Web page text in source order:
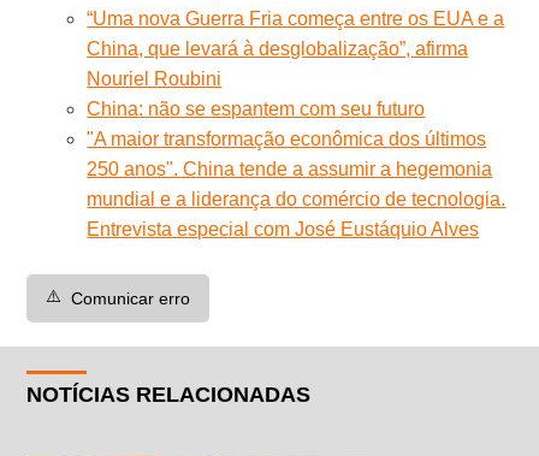
“Uma nova Guerra Fria começa entre os EUA e a
China, que levará à desglobalização”, afirma
Nouriel Roubini
China: não se espantem com seu futuro
"A maior transformação econômica dos últimos
250 anos". China tende a assumir a hegemonia
mundial e a liderança do comércio de tecnologia.
Entrevista especial com José Eustáquio Alves
⚠️ Comunicar erro
NOTÍCIAS RELACIONADAS